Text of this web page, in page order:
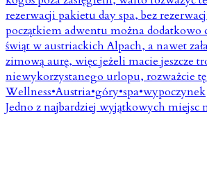
Jedno z najbardziej wyjątkowych miejsc